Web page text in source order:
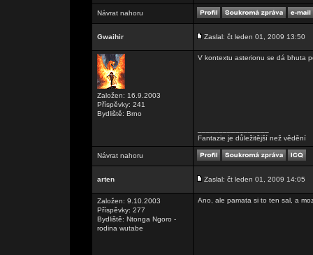
Návrat nahoru
Gwaihir Zaslal: čt leden 01, 2009 13:50
Založen: 16.9.2003
Příspěvky: 241
Bydliště: Brno
V kontextu asterionu se dá bhuta
Fantazie je důležitější než vědění
Návrat nahoru
arten Zaslal: čt leden 01, 2009 14:05
Založen: 9.10.2003
Příspěvky: 277
Bydliště: Ntonga Ngoro -
rodina wutabe
Ano, ale pamata si to ten sal, a